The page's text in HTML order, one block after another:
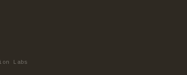
Labs